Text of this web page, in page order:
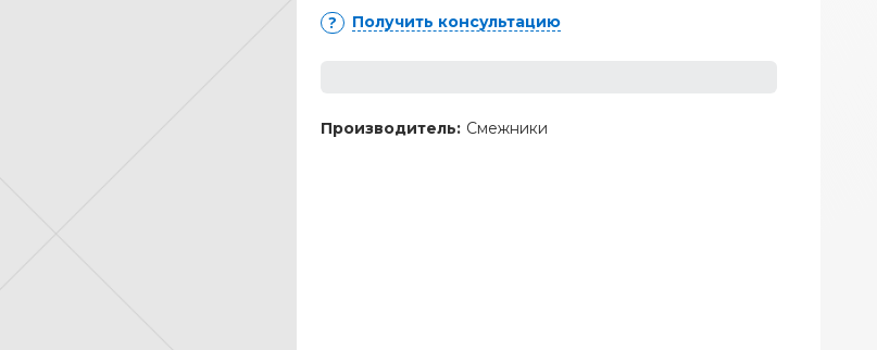
Получить консультацию
Производитель: Смежники